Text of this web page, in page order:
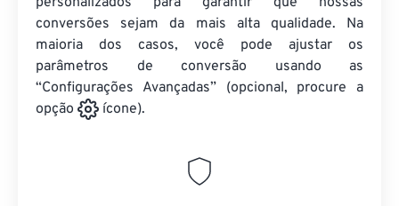
conversões sejam da mais alta qualidade. Na
maioria dos casos, você pode ajustar os
parâmetros de conversão usando as
“Configurações Avançadas” (opcional, procure a
opção
ícone).